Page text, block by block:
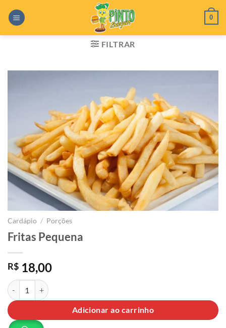
0
FILTRAR
Cardápio / Porções
Fritas Pequena
R$ 18,00
Fritas Pequena quantidade
Adicionar ao carrinho